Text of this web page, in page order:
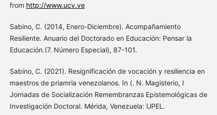
from http://www.ucv.ve
Sabino, C. (2014, Enero-Diciembre). Acompañamiento
Resiliente. Anuario del Doctorado en Educación: Pensar la
Educación.(7. Número Especial), 87-101.
Sabino, C. (2021). Resignificación de vocación y resiliencia en
maestros de priamria venezolanos. In (. N. Magisterio, I
Jornadas de Socialización Remembranzas Epistemológicas de
Investigación Doctoral. Mérida, Venezuela: UPEL.